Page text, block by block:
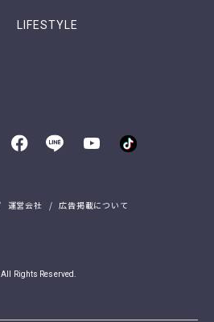
LIFESTYLE
運営会社
広告掲載について
Rights Reserved.